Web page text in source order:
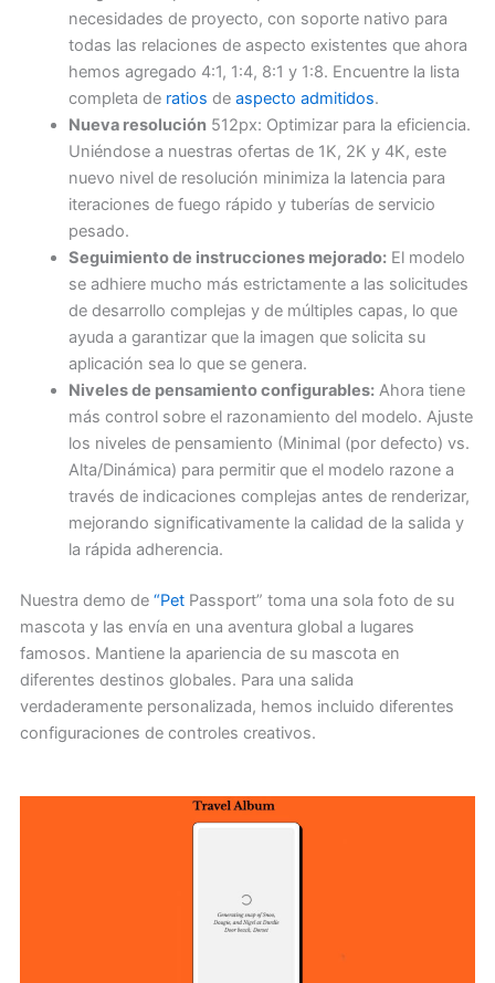
necesidades de proyecto, con soporte nativo para
todas las relaciones de aspecto existentes que ahora
hemos agregado 4:1, 1:4, 8:1 y 1:8. Encuentre la lista
completa de ratios de aspecto admitidos.
Nueva resolución512px: Optimizar para la eficiencia.
Uniéndose a nuestras ofertas de 1K, 2K y 4K, este
nuevo nivel de resolución minimiza la latencia para
iteraciones de fuego rápido y tuberías de servicio
pesado.
Seguimiento de instrucciones mejorado:El modelo
se adhiere mucho más estrictamente a las solicitudes
de desarrollo complejas y de múltiples capas, lo que
ayuda a garantizar que la imagen que solicita su
aplicación sea lo que se genera.
Niveles de pensamiento configurables:Ahora tiene
más control sobre el razonamiento del modelo. Ajuste
los niveles de pensamiento (Minimal (por defecto) vs.
Alta/Dinámica) para permitir que el modelo razone a
través de indicaciones complejas antes de renderizar,
mejorando significativamente la calidad de la salida y
la rápida adherencia.
Nuestra demo de “PetPassport” toma una sola foto de su
mascota y las envía en una aventura global a lugares
famosos. Mantiene la apariencia de su mascota en
diferentes destinos globales. Para una salida
verdaderamente personalizada, hemos incluido diferentes
configuraciones de controles creativos.